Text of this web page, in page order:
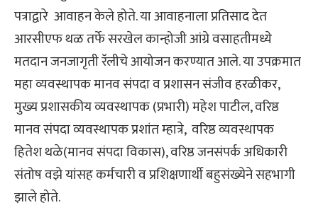
पत्राद्वारे आवाहन केले होते. या आवाहनाला प्रतिसाद देत
आरसीएफ थळ तर्फे सरखेल कान्होजी आंग्रे वसाहतीमध्ये
मतदान जनजागृती रॅलीचे आयोजन करण्यात आले. या उपक्रमात
महा व्यवस्थापक मानव संपदा व प्रशासन संजीव हरळीकर,
मुख्य प्रशासकीय व्यवस्थापक (प्रभारी) महेश पाटील, वरिष्ठ
मानव संपदा व्यवस्थापक प्रशांत म्हात्रे, वरिष्ठ व्यवस्थापक
हितेश थळे(मानव संपदा विकास), वरिष्ठ जनसंपर्क अधिकारी
संतोष वझे यांसह कर्मचारी व प्रशिक्षणार्थी बहुसंख्येने सहभागी
झाले होते.